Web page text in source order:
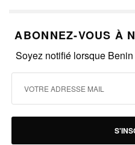
ABONNEZ-VOUS À
Soyez notifié lorsque